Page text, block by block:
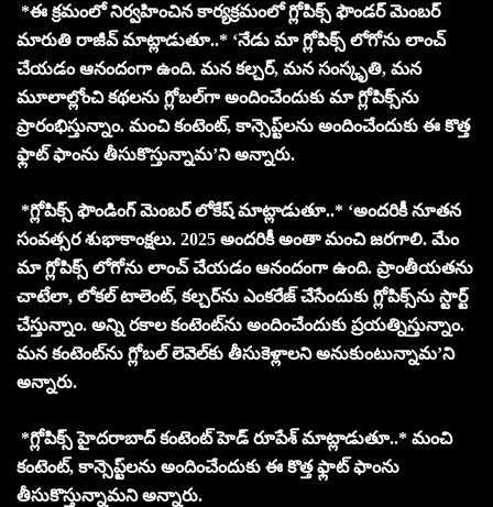
*ఈ క్రమంలో నిర్వహించిన కార్యక్రమంలో గ్లోపిక్స్ ఫౌండర్ మెంబర్‌
మారుతి రాజీవ్ మాట్లాడుతూ..* ‘నేడు మా గ్లోపిక్స్ లోగోను లాంచ్
చేయడం ఆనందంగా ఉంది. మన కల్చర్, మన సంస్కృతి, మన
మూలాల్లోంచి కథలను గ్లోబల్‌గా అందించేందుకు మా గ్లోపిక్స్‌ను
ప్రారంభిస్తున్నాం. మంచి కంటెంట్‌, కాన్సెప్ట్‌లను అందించేందుకు ఈ కొత్త
ఫ్లాట్ ఫాంను తీసుకొస్తున్నామ’ని అన్నారు.
*గ్లోపిక్స్ ఫౌండింగ్ మెంబర్ లోకేష్ మాట్లాడుతూ..* ‘అందరికీ నూతన
సంవత్సర శుభాకాంక్షలు. 2025 అందరికీ అంతా మంచి జరగాలి. మేం
మా గ్లోపిక్స్ లోగోను లాంచ్ చేయడం ఆనందంగా ఉంది. ప్రాంతీయతను
చాటేలా, లోకల్ టాలెంట్, కల్చర్‌ను ఎంకరేజ్ చేసేందుకు గ్లోపిక్స్‌ను స్టార్ట్
చేస్తున్నాం. అన్ని రకాల కంటెంట్‌ను అందించేందుకు ప్రయత్నిస్తున్నాం.
మన కంటెంట్‌ను గ్లోబల్ లెవెల్‌కు తీసుకెళ్లాలని అనుకుంటున్నామ’ని
అన్నారు.
*గ్లోపిక్స్ హైదరాబాద్ కంటెంట్ హెడ్ రూపేశ్ మాట్లాడుతూ..* మంచి
కంటెంట్‌, కాన్సెప్ట్‌లను అందించేందుకు ఈ కొత్త ఫ్లాట్ ఫాంను
తీసుకొస్తున్నామని అన్నారు.